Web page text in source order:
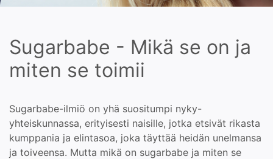
Sugarbabe - Mikä se on ja
miten se toimii
Sugarbabe-ilmiö on yhä suositumpi nyky-
yhteiskunnassa, erityisesti naisille, jotka etsivät rikasta
kumppania ja elintasoa, joka täyttää heidän unelmansa
ja toiveensa. Mutta mikä on sugarbabe ja miten se